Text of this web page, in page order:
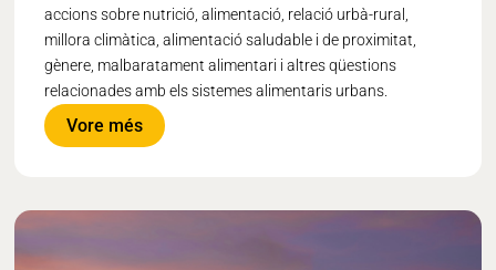
accions sobre nutrició, alimentació, relació urbà-rural,
millora climàtica, alimentació saludable i de proximitat,
gènere, malbaratament alimentari i altres qüestions
relacionades amb els sistemes alimentaris urbans.
Vore més